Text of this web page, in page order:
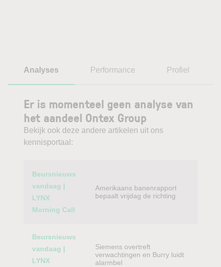
Analyses Performance Profiel
Er is momenteel geen analyse van
het aandeel Ontex Group
Bekijk ook deze andere artikelen uit ons
kennisportaal:
Category
Beursnieuws
vandaag |
LYNX
Morning Call
Amerikaans banenrapport
bepaalt vrijdag de richting
Beursnieuws
vandaag |
LYNX
Siemens overtreft
verwachtingen en Burry luidt
alarmbel